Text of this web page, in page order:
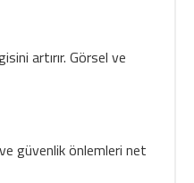
artırır. Görsel ve
güvenlik önlemleri net